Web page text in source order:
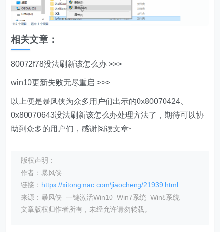
相关文章：
80072f78没法刷新该怎么办 >>>
win10更新失败无尽重启 >>>
以上便是暴风侠为众多用户们出示的0x80070424、
0x80070643没法刷新该怎么办处理方法了，期待可以协
助到众多的用户们，感谢阅读文章~
版权声明：
作者：暴风侠
链接： https://xitongmac.com/jiaocheng/21939.html
来源：暴风侠_一键激活Win10_Win7系统_Win8系统
文章版权归作者所有，未经允许请勿转载。